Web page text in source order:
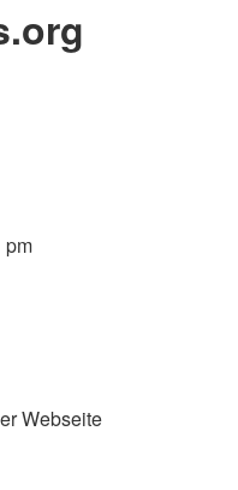
pm
Webseite